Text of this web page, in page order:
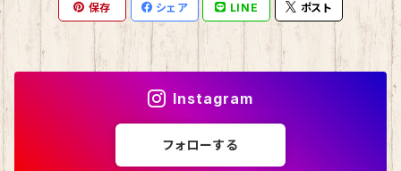
みんなのたあ坊
コロコロくりりん
保存 シェア LINE ポスト
Instagram
フォローする